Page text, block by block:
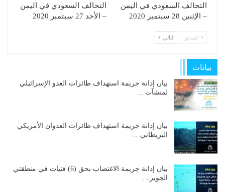
التحالف السعودي في اليمن
– الإثنين 28 سبتمبر 2020
التحالف السعودي في اليمن
– الأحد 27 سبتمبر 2020
السابق التالي
بيانات
بيان إدانة جريمة استهداف طائرات العدو الإسرائيلي
لمنشآت…
بيان إدانة جريمة استهداف طائرات العدوان الأمريكي
البريطاني…
بيان إدانة جريمة الاغتصاب بحق (6) فتيات في منطقتي
الجوير…